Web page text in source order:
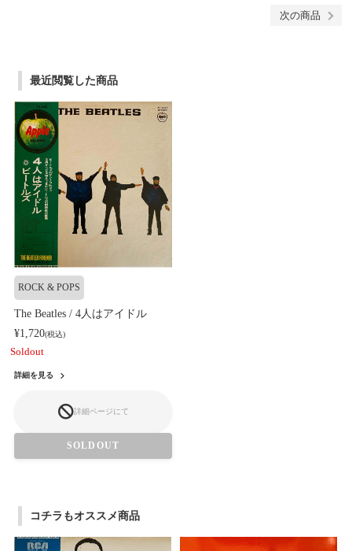
次の商品
最近閲覧した商品
ROCK & POPS
The Beatles / 4人はアイドル
¥1,720(税込)
Soldout
詳細を見る
詳細ページにて
SOLDOUT
コチラもオススメ商品